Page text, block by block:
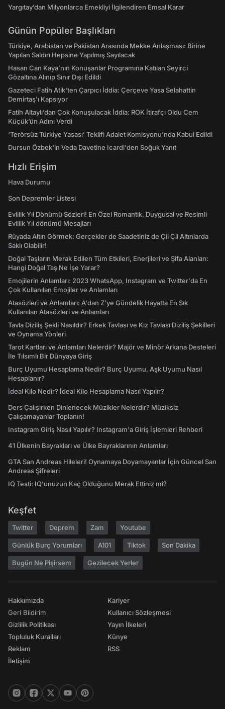
Yargıtay’dan Milyonlarca Emekliyi İlgilendiren Emsal Karar
Günün Popüler Başlıkları
Türkiye, Arabistan ve Pakistan Arasında Mekke Anlaşması: Birine
Yapılan Saldırı Hepsine Yapılmış Sayılacak
Hasan Can Kaya’nın Konuşanlar Programına Katılan Seyirci
Gözaltına Alınıp Sınır Dışı Edildi
Gazeteci Fatih Atik'ten Çarpıcı İddia: Çerçeve Yasa Selahattin
Demirtaş'ı Kapsıyor
Fatih Altaylı’dan Çok Konuşulacak İddia: ROK İtirafçı Oldu Cem
Küçük’ün Adını Verdi
‘Terörsüz Türkiye Yasası’ Teklifi Adalet Komisyonu'nda Kabul Edildi
Dursun Özbek'in Veda Davetine Icardi'den Soğuk Yanıt
Hızlı Erişim
Hava Durumu
Son Depremler Listesi
Evlilik Yıl Dönümü Sözleri! En Özel Romantik, Duygusal ve Resimli
Evlilik Yıl dönümü Mesajları
Rüyada Altın Görmek: Gerçekler de Saadetiniz de Çil Çil Altınlarda
Saklı Olabilir!
Doğal Taşların Merak Edilen Tüm Etkileri, Enerjileri ve Şifa Alanları:
Hangi Doğal Taş Ne İşe Yarar?
Emojilerin Anlamları: 2023 WhatsApp, Instagram ve Twitter'da En
Çok Kullanılan Emojiler ve Anlamları
Atasözleri ve Anlamları: A'dan Z'ye Gündelik Hayatta En Sık
Kullanılan Atasözleri ve Anlamları
Tavla Diziliş Şekli Nasıldır? Erkek Tavlası ve Kız Tavlası Diziliş Şekilleri
ve Oynama Yönleri
Tarot Kartları ve Anlamları Nelerdir? Majör ve Minör Arkana Desteleri
İle Tılsımlı Bir Dünyaya Giriş
Burç Uyumu Hesaplama Nedir? Burç Uyumu, Aşk Uyumu Nasıl
Hesaplanır?
İdeal Kilo Nedir? İdeal Kilo Hesaplama Nasıl Yapılır?
Ders Çalışırken Dinlenecek Müzikler Nelerdir? Müziksiz
Çalışamayanlar Toplanın!
Instagram Giriş Nasıl Yapılır? Instagram'a Giriş İşlemleri Rehberi
41 Ülkenin Bayrakları ve Ülke Bayraklarının Anlamları
GTA San Andreas Hileleri! Oynamaya Doyamayanlar İçin Güncel San
Andreas Şifreleri
IQ Testi: IQ'unuzun Kaç Olduğunu Merak Ettiniz mi?
Keşfet
Twitter Deprem Zam Youtube
Günlük Burç Yorumları A101 Tiktok Son Dakika
Bugün Ne Pişirsem Gezilecek Yerler
Hakkımızda
Geri Bildirim
Gizlilik Politikası
Topluluk Kuralları
Reklam
İletişim
Kariyer
Kullanıcı Sözleşmesi
Yayın İlkeleri
Künye
RSS